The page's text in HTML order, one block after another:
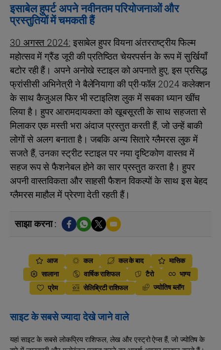
इसाबेल हुपर्ट अपने नवीनतम परियोजनाओं और
प्रस्तुतियों में चमकती हैं
30 अगस्त 2024:इसाबेल हुपर वियना अंतरराष्ट्रीय फिल्म
महोत्सव में ग्रैंड जूरी की प्रतिष्ठित चेयरपर्सन के रूप में सुर्खियाँ
बटोर रही हैं। अपने अनोखे स्टाइल को अपनाते हुए, इस प्रसिद्ध
फ्रांसीसी अभिनेत्री ने बैलेनियागा की प्री-फॉल 2024 कलेक्शन
के साथ कैजुअल फिर भी स्टाइलिश लुक में सबका ध्यान खींच
लिया है। हुपर आरामदायकता को खूबसूरती के साथ सहजता से
मिलाकर एक मस्ती भरा अंदाज प्रस्तुत करती हैं, जो उन्हें बाकी
लोगों से अलग बनाता है। जबकि अन्य सितारे ग्लैमरस लुक में
सजते हैं, उनका स्ट्रीट स्टाइल पर नया दृष्टिकोण वास्तव में
सहज रूप से फैशनेबल होने का सार प्रस्तुत करता है। हुपर
अपनी वास्तविकता और साहसी फैशन विकल्पों के साथ इस बेहद
ग्लैमरस माहौल में प्रेरणा देती रहती हैं।
साझा करना :
आज कल कल के बाद
मासिक
सालाना
वार्षिक राशिफल टैरो
भाग्य
प्रेम
सेलिब्रिटी राशिफल ज्योतिष ब्लॉग
साइट के सबसे ज्यादा देखे जाने वाले
यहां साइट के सबसे लोकप्रिय राशिफल, लेख और एस्ट्रो ऐप्स हैं, जो ज्योतिष के